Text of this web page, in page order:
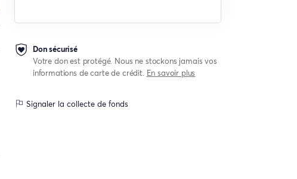
Don sécurisé
Votre don est protégé. Nous ne stockons jamais vos
informations de carte de crédit. En savoir plus
Signaler la collecte de fonds